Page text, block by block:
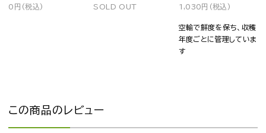
0円(税込) SOLD OUT 1,030円(税込)
空輸で鮮度を保ち、収穫
年度ごとに管理していま
す
この商品のレビュー